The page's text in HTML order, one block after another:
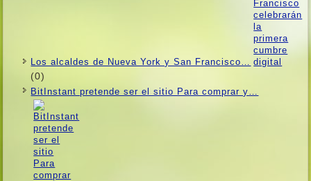
Los alcaldes de Nueva York y San Francisco…
(0)
BitInstant pretende ser el sitio Para comprar y…